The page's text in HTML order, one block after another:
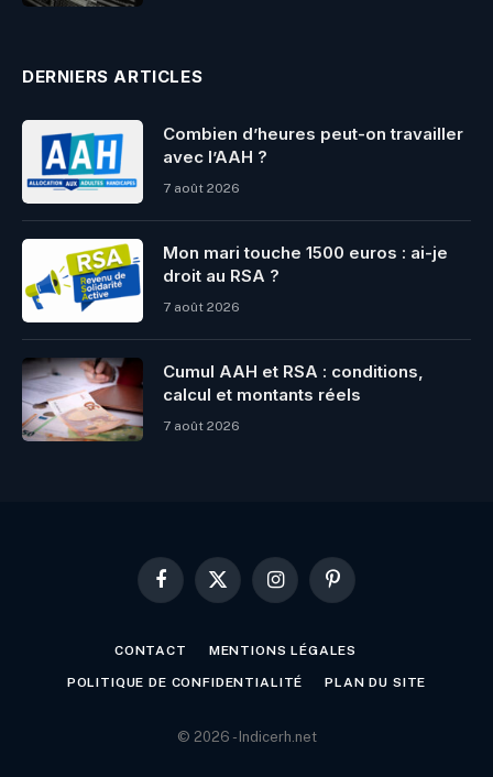
DERNIERS ARTICLES
Combien d’heures peut-on travailler
avec l’AAH ?
7 août 2026
Mon mari touche 1500 euros : ai-je
droit au RSA ?
7 août 2026
Cumul AAH et RSA : conditions,
calcul et montants réels
7 août 2026
Facebook
X
InstagramPinterest
CONTACT MENTIONS LÉGALES
POLITIQUE DE CONFIDENTIALITÉ PLAN DU SITE
© 2026 - Indicerh.net